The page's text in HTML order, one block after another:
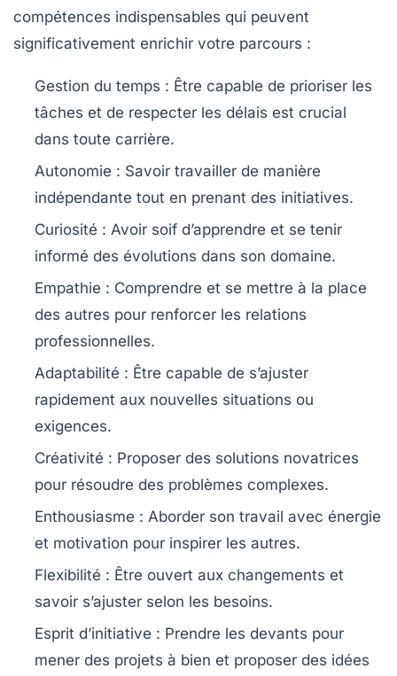
compétences indispensables qui peuvent
significativement enrichir votre parcours :
Gestion du temps : Être capable de prioriser les
tâches et de respecter les délais est crucial
dans toute carrière.
Autonomie : Savoir travailler de manière
indépendante tout en prenant des initiatives.
Curiosité : Avoir soif d’apprendre et se tenir
informé des évolutions dans son domaine.
Empathie : Comprendre et se mettre à la place
des autres pour renforcer les relations
professionnelles.
Adaptabilité : Être capable de s’ajuster
rapidement aux nouvelles situations ou
exigences.
Créativité : Proposer des solutions novatrices
pour résoudre des problèmes complexes.
Enthousiasme : Aborder son travail avec énergie
et motivation pour inspirer les autres.
Flexibilité : Être ouvert aux changements et
savoir s’ajuster selon les besoins.
Esprit d’initiative : Prendre les devants pour
mener des projets à bien et proposer des idées